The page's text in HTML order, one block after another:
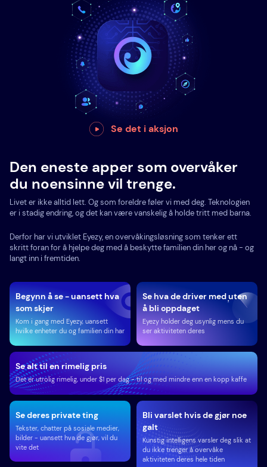
Se det i aksjon
Den eneste apper som overvåker
du noensinne vil trenge.
Livet er ikke alltid lett. Og som foreldre føler vi med deg. Teknologien
er i stadig endring, og det kan være vanskelig å holde tritt med barna.
Derfor har vi utviklet Eyezy, en overvåkingsløsning som tenker ett
skritt foran for å hjelpe deg med å beskytte familien din her og nå - og
langt inn i fremtiden.
Begynn å se - uansett hva
som skjer
Kom i gang med Eyezy, uansett
hvilke enheter du og familien din har
Se hva de driver med uten
å bli oppdaget
Eyezy holder deg usynlig mens du
ser aktiviteten deres
Se deres private ting
Tekster, chatter på sosiale medier,
bilder - uansett hva de gjør, vil du
vite det
Se alt til en rimelig pris
Det er utrolig rimelig, under $1 per dag - til og med mindre enn en kopp kaffe
Bli varslet hvis de gjør noe
galt
Kunstig intelligens varsler deg slik at
du ikke trenger å overvåke
aktiviteten deres hele tiden